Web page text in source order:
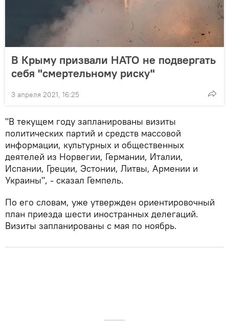
В Крыму призвали НАТО не подвергать
себя "смертельному риску"
3 апреля 2021, 16:25
"В текущем году запланированы визиты
политических партий и средств массовой
информации, культурных и общественных
деятелей из Норвегии, Германии, Италии,
Испании, Греции, Эстонии, Литвы, Армении и
Украины", - сказал Гемпель.
По его словам, уже утвержден ориентировочный
план приезда шести иностранных делегаций.
Визиты запланированы с мая по ноябрь.